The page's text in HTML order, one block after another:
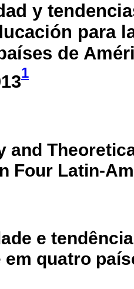
y
para
de
1
and
Four Latin-
e
em quatro